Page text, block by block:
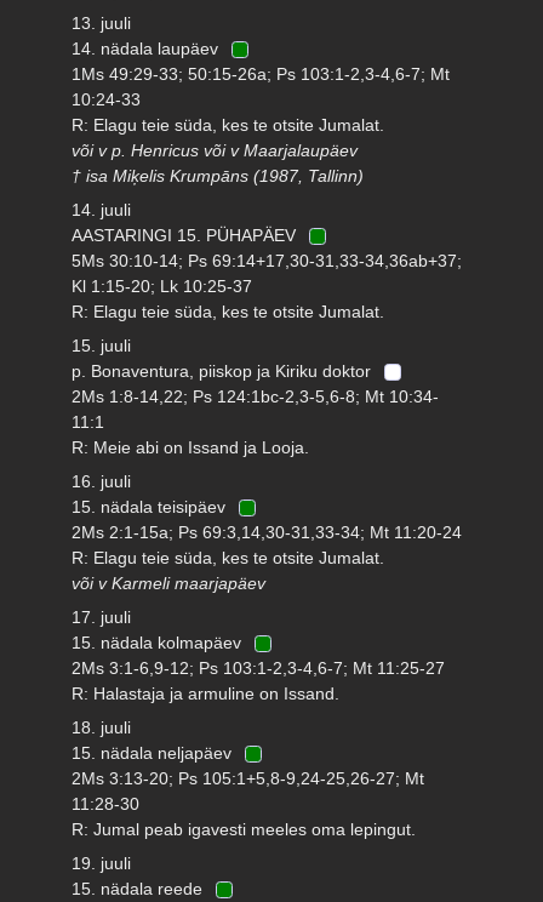
13. juuli
14. nädala laupäev
1Ms 49:29-33; 50:15-26a; Ps 103:1-2,3-4,6-7; Mt
10:24-33
R: Elagu teie süda, kes te otsite Jumalat.
või v p. Henricus või v Maarjalaupäev
† isa Miķelis Krumpāns (1987, Tallinn)
14. juuli
AASTARINGI 15. PÜHAPÄEV
5Ms 30:10-14; Ps 69:14+17,30-31,33-34,36ab+37;
Kl 1:15-20; Lk 10:25-37
R: Elagu teie süda, kes te otsite Jumalat.
15. juuli
p. Bonaventura, piiskop ja Kiriku doktor
2Ms 1:8-14,22; Ps 124:1bc-2,3-5,6-8; Mt 10:34-
11:1
R: Meie abi on Issand ja Looja.
16. juuli
15. nädala teisipäev
2Ms 2:1-15a; Ps 69:3,14,30-31,33-34; Mt 11:20-24
R: Elagu teie süda, kes te otsite Jumalat.
või v Karmeli maarjapäev
17. juuli
15. nädala kolmapäev
2Ms 3:1-6,9-12; Ps 103:1-2,3-4,6-7; Mt 11:25-27
R: Halastaja ja armuline on Issand.
18. juuli
15. nädala neljapäev
2Ms 3:13-20; Ps 105:1+5,8-9,24-25,26-27; Mt
11:28-30
R: Jumal peab igavesti meeles oma lepingut.
19. juuli
15. nädala reede